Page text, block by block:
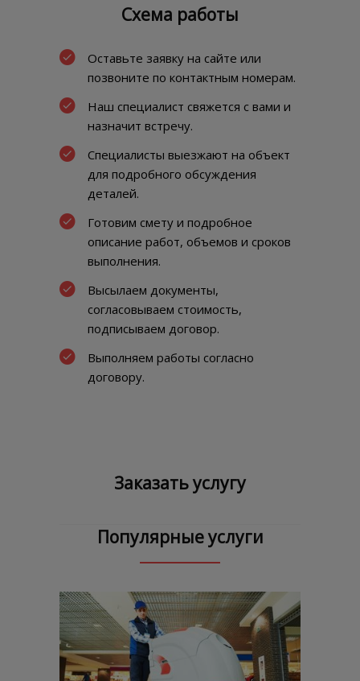
Схема работы
Оставьте заявку на сайте или
позвоните по контактным номерам.
Наш специалист свяжется с вами и
назначит встречу.
Специалисты выезжают на объект
для подробного обсуждения
деталей.
Готовим смету и подробное
описание работ, объемов и сроков
выполнения.
Высылаем документы,
согласовываем стоимость,
подписываем договор.
Выполняем работы согласно
договору.
Заказать услугу
Популярные услуги